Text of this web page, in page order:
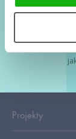
Tvá e-
Projekty